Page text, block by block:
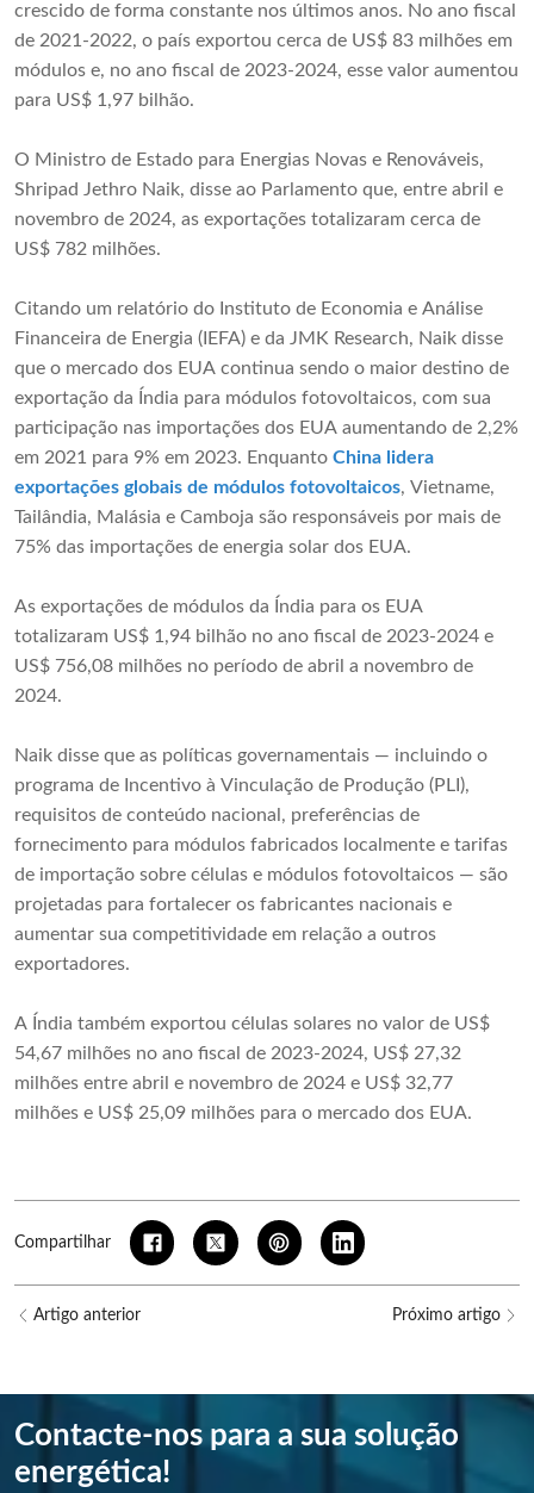
crescido de forma constante nos últimos anos. No ano fiscal
de 2021-2022, o país exportou cerca de US$ 83 milhões em
módulos e, no ano fiscal de 2023-2024, esse valor aumentou
para US$ 1,97 bilhão.
O Ministro de Estado para Energias Novas e Renováveis,
Shripad Jethro Naik, disse ao Parlamento que, entre abril e
novembro de 2024, as exportações totalizaram cerca de
US$ 782 milhões.
Citando um relatório do Instituto de Economia e Análise
Financeira de Energia (IEFA) e da JMK Research, Naik disse
que o mercado dos EUA continua sendo o maior destino de
exportação da Índia para módulos fotovoltaicos, com sua
participação nas importações dos EUA aumentando de 2,2%
em 2021 para 9% em 2023. Enquanto China lidera
exportações globais de módulos fotovoltaicos, Vietname,
Tailândia, Malásia e Camboja são responsáveis ​​por mais de
75% das importações de energia solar dos EUA.
As exportações de módulos da Índia para os EUA
totalizaram US$ 1,94 bilhão no ano fiscal de 2023-2024 e
US$ 756,08 milhões no período de abril a novembro de
2024.
Naik disse que as políticas governamentais — incluindo o
programa de Incentivo à Vinculação de Produção (PLI),
requisitos de conteúdo nacional, preferências de
fornecimento para módulos fabricados localmente e tarifas
de importação sobre células e módulos fotovoltaicos — são
projetadas para fortalecer os fabricantes nacionais e
aumentar sua competitividade em relação a outros
exportadores.
A Índia também exportou células solares no valor de US$
54,67 milhões no ano fiscal de 2023-2024, US$ 27,32
milhões entre abril e novembro de 2024 e US$ 32,77
milhões e US$ 25,09 milhões para o mercado dos EUA.
Compartilhar
Artigo anterior Próximo artigo
Contacte-nos para a sua solução
energética!